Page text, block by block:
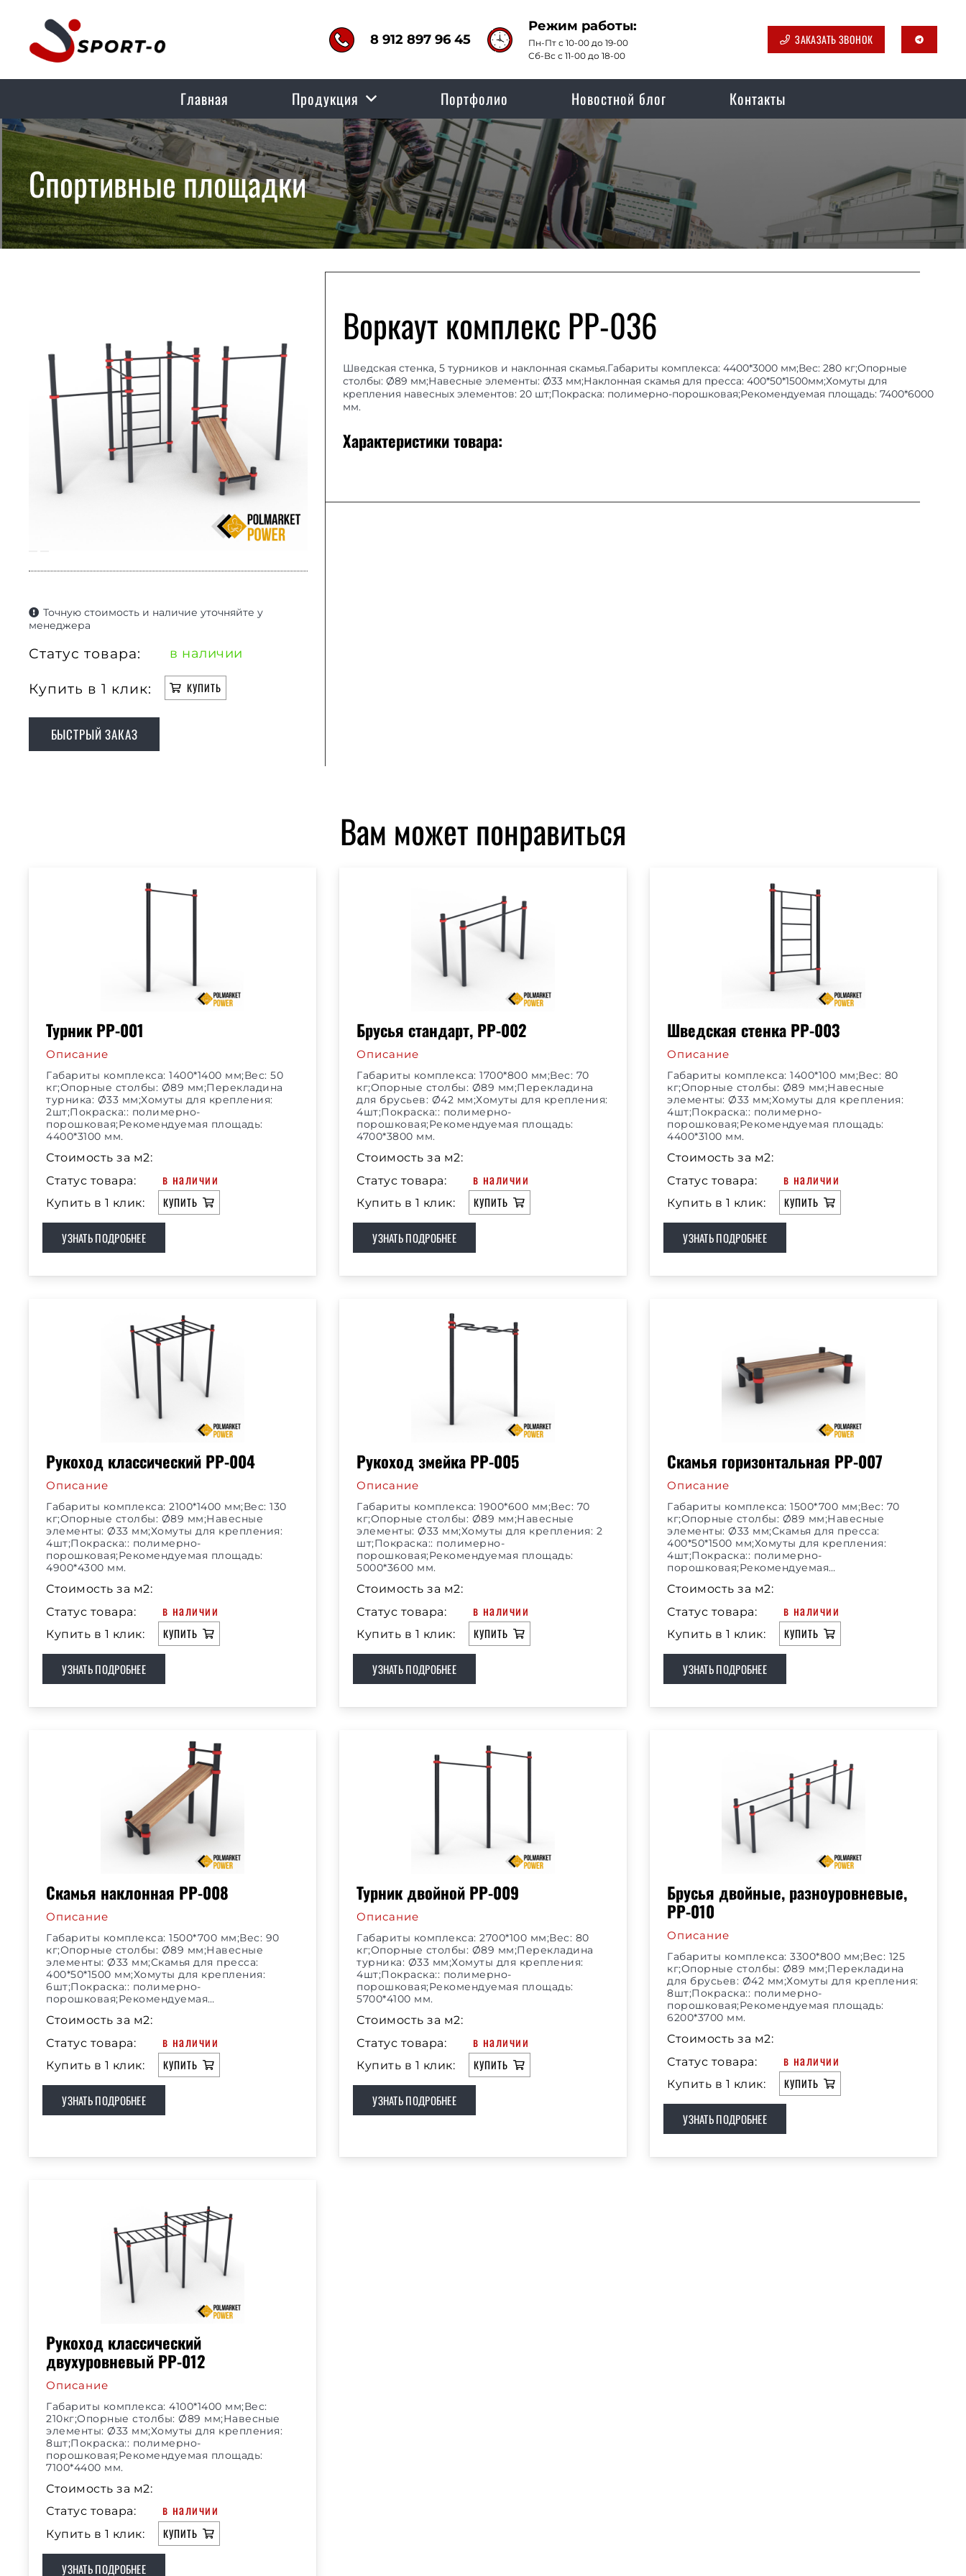
8 912 897 96 45
Режим работы:
Пн-Пт с 10-00 до 19-00
Сб-Вс с 11-00 до 18-00
ЗАКАЗАТЬ ЗВОНОК telegram
Главная Продукция Портфолио Новостной блог Контакты
Спортивные площадки
Точную стоимость и наличие уточняйте у
менеджера
Статус товара: в наличии
Купить в 1 клик: КУПИТЬ
БЫСТРЫЙ ЗАКАЗ
Воркаут комплекс РР-036
Шведская стенка, 5 турников и наклонная скамья.Габариты комплекса: 4400*3000 мм;Вес: 280 кг;Опорные
столбы: Ø89 мм;Навесные элементы: Ø33 мм;Наклонная скамья для пресса: 400*50*1500мм;Хомуты для
крепления навесных элементов: 20 шт;Покраска: полимерно-порошковая;Рекомендуемая площадь: 7400*6000
мм.
Характеристики товара:
Вам может понравиться
Турник РР-001
Описание
Габариты комплекса: 1400*1400 мм;Вес: 50
кг;Опорные столбы: Ø89 мм;Перекладина
турника: Ø33 мм;Хомуты для крепления:
2шт;Покраска:: полимерно-
порошковая;Рекомендуемая площадь:
4400*3100 мм.
Стоимость за м2:
Статус товара:
в наличии
Купить в 1 клик: КУПИТЬ
УЗНАТЬ ПОДРОБНЕЕ
Брусья стандарт, РР-002
Описание
Габариты комплекса: 1700*800 мм;Вес: 70
кг;Опорные столбы: Ø89 мм;Перекладина
для брусьев: Ø42 мм;Хомуты для крепления:
4шт;Покраска:: полимерно-
порошковая;Рекомендуемая площадь:
4700*3800 мм.
Стоимость за м2:
Статус товара:
в наличии
Купить в 1 клик: КУПИТЬ
УЗНАТЬ ПОДРОБНЕЕ
Шведская стенка РР-003
Описание
Габариты комплекса: 1400*100 мм;Вес: 80
кг;Опорные столбы: Ø89 мм;Навесные
элементы: Ø33 мм;Хомуты для крепления:
4шт;Покраска:: полимерно-
порошковая;Рекомендуемая площадь:
4400*3100 мм.
Стоимость за м2:
Статус товара:
в наличии
Купить в 1 клик: КУПИТЬ
УЗНАТЬ ПОДРОБНЕЕ
Рукоход классический РР-004
Описание
Габариты комплекса: 2100*1400 мм;Вес: 130
кг;Опорные столбы: Ø89 мм;Навесные
элементы: Ø33 мм;Хомуты для крепления:
4шт;Покраска:: полимерно-
порошковая;Рекомендуемая площадь:
4900*4300 мм.
Стоимость за м2:
Статус товара:
в наличии
Купить в 1 клик: КУПИТЬ
УЗНАТЬ ПОДРОБНЕЕ
Рукоход змейка РР-005
Описание
Габариты комплекса: 1900*600 мм;Вес: 70
кг;Опорные столбы: Ø89 мм;Навесные
элементы: Ø33 мм;Хомуты для крепления: 2
шт;Покраска:: полимерно-
порошковая;Рекомендуемая площадь:
5000*3600 мм.
Стоимость за м2:
Статус товара:
в наличии
Купить в 1 клик: КУПИТЬ
УЗНАТЬ ПОДРОБНЕЕ
Скамья горизонтальная РР-007
Описание
Габариты комплекса: 1500*700 мм;Вес: 70
кг;Опорные столбы: Ø89 мм;Навесные
элементы: Ø33 мм;Скамья для пресса:
400*50*1500 мм;Хомуты для крепления:
4шт;Покраска:: полимерно-
порошковая;Рекомендуемая…
Стоимость за м2:
Статус товара:
в наличии
Купить в 1 клик: КУПИТЬ
УЗНАТЬ ПОДРОБНЕЕ
Скамья наклонная РР-008
Описание
Габариты комплекса: 1500*700 мм;Вес: 90
кг;Опорные столбы: Ø89 мм;Навесные
элементы: Ø33 мм;Скамья для пресса:
400*50*1500 мм;Хомуты для крепления:
6шт;Покраска:: полимерно-
порошковая;Рекомендуемая…
Стоимость за м2:
Статус товара:
в наличии
Купить в 1 клик: КУПИТЬ
УЗНАТЬ ПОДРОБНЕЕ
Турник двойной РР-009
Описание
Габариты комплекса: 2700*100 мм;Вес: 80
кг;Опорные столбы: Ø89 мм;Перекладина
турника: Ø33 мм;Хомуты для крепления:
4шт;Покраска:: полимерно-
порошковая;Рекомендуемая площадь:
5700*4100 мм.
Стоимость за м2:
Статус товара:
в наличии
Купить в 1 клик: КУПИТЬ
УЗНАТЬ ПОДРОБНЕЕ
Брусья двойные, разноуровневые,
РР-010
Описание
Габариты комплекса: 3300*800 мм;Вес: 125
кг;Опорные столбы: Ø89 мм;Перекладина
для брусьев: Ø42 мм;Хомуты для крепления:
8шт;Покраска:: полимерно-
порошковая;Рекомендуемая площадь:
6200*3700 мм.
Стоимость за м2:
Статус товара:
в наличии
Купить в 1 клик: КУПИТЬ
УЗНАТЬ ПОДРОБНЕЕ
Рукоход классический
двухуровневый РР-012
Описание
Габариты комплекса: 4100*1400 мм;Вес:
210кг;Опорные столбы: Ø89 мм;Навесные
элементы: Ø33 мм;Хомуты для крепления:
8шт;Покраска:: полимерно-
порошковая;Рекомендуемая площадь:
7100*4400 мм.
Стоимость за м2:
Статус товара:
в наличии
Купить в 1 клик: КУПИТЬ
УЗНАТЬ ПОДРОБНЕЕ